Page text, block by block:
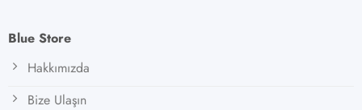
Blue Store
Hakkımızda
Bize Ulaşın